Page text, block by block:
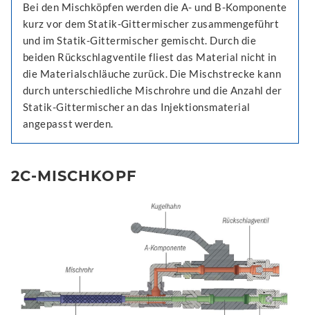
Bei den Mischköpfen werden die A- und B-Komponente
kurz vor dem Statik-Gittermischer zusammengeführt
und im Statik-Gittermischer gemischt. Durch die
beiden Rückschlagventile fliest das Material nicht in
die Materialschläuche zurück. Die Mischstrecke kann
durch unterschiedliche Mischrohre und die Anzahl der
Statik-Gittermischer an das Injektionsmaterial
angepasst werden.
2C-MISCHKOPF